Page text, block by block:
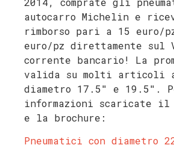
autocarro Michelin e
rimborso pari a 15 euro/
euro/pz direttamente sul
corrente bancario! La
valida su molti articoli
diametro 17.5″ e 19.5″.
informazioni scaricate il
e la brochure:
Pneumatici con diametro